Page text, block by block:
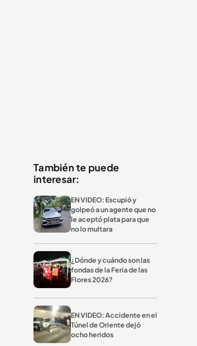
También te puede
interesar:
EN VIDEO: Escupió y
golpeó a un agente que no
le aceptó plata para que
no lo multara
¿Dónde y cuándo son las
fondas de la Feria de las
Flores 2026?
EN VIDEO: Accidente en el
Túnel de Oriente dejó
ocho heridos